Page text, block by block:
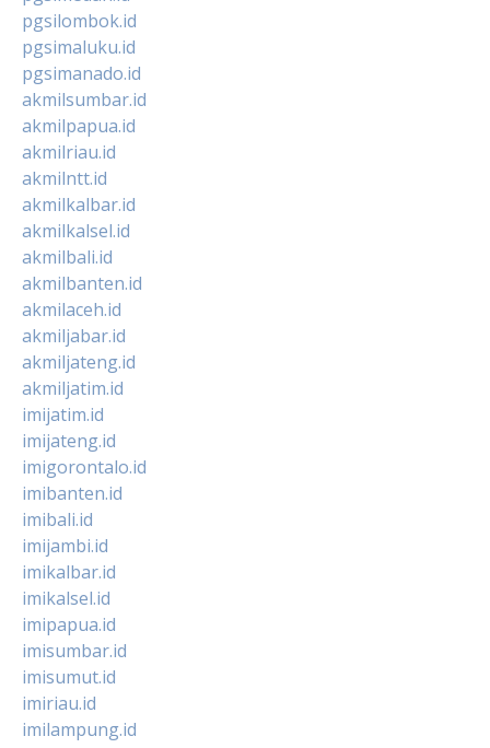
pgsilombok.id
pgsimaluku.id
pgsimanado.id
akmilsumbar.id
akmilpapua.id
akmilriau.id
akmilntt.id
akmilkalbar.id
akmilkalsel.id
akmilbali.id
akmilbanten.id
akmilaceh.id
akmiljabar.id
akmiljateng.id
akmiljatim.id
imijatim.id
imijateng.id
imigorontalo.id
imibanten.id
imibali.id
imijambi.id
imikalbar.id
imikalsel.id
imipapua.id
imisumbar.id
imisumut.id
imiriau.id
imilampung.id